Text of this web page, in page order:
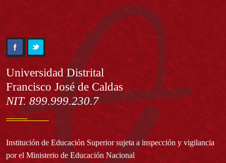
Información
Universidad Distrital
Francisco José de Caldas
NIT. 899.999.230.7
Institución de Educación Superior sujeta a inspección y vigilancia
por el Ministerio de Educación Nacional